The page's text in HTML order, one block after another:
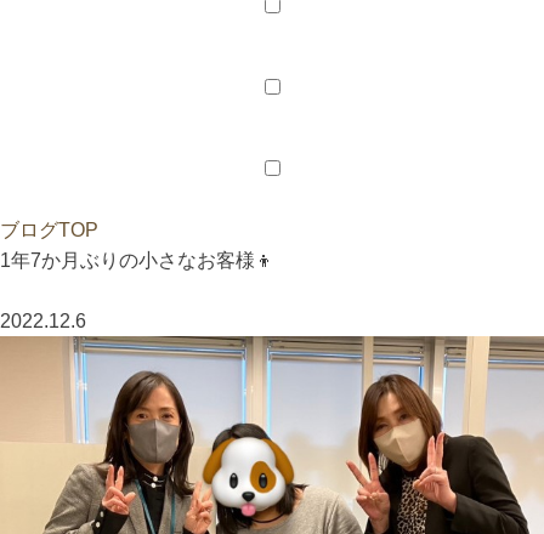
ブログTOP
1年7か月ぶりの小さなお客様👦
2022.12.6